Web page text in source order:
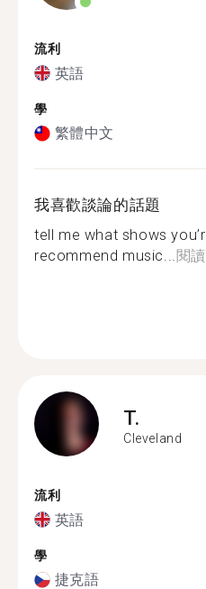
流利
英語
學
繁體中文
我喜歡談論的話題
tell me what shows
recommend music...閱
T.
Cleveland
流利
英語
學
捷克語